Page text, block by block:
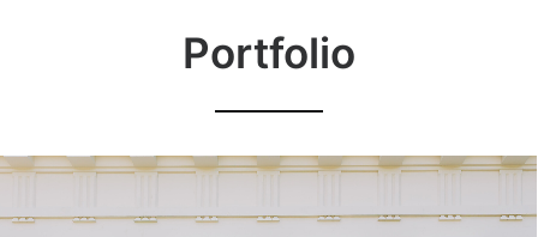
Portfolio